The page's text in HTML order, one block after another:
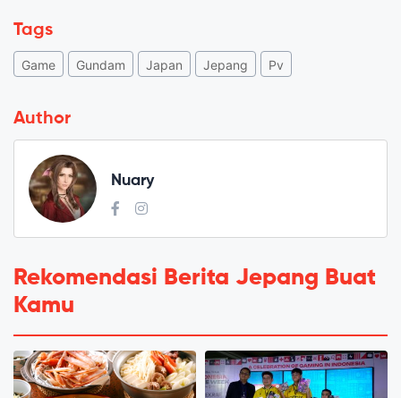
Tags
Game Gundam Japan Jepang Pv
Author
Nuary
Rekomendasi Berita Jepang Buat
Kamu